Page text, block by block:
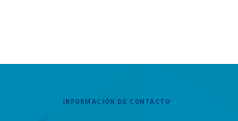
INFORMACIÓN DE CONTACTO